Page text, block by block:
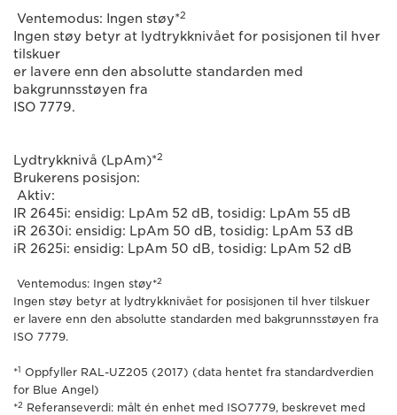
Ventemodus: Ingen støy*2
Ingen støy betyr at lydtrykknivået for posisjonen til hver
tilskuer
er lavere enn den absolutte standarden med
bakgrunnsstøyen fra
ISO 7779.
Lydtrykknivå (LpAm)*2
Brukerens posisjon:
Aktiv:
IR 2645i: ensidig: LpAm 52 dB, tosidig: LpAm 55 dB
iR 2630i: ensidig: LpAm 50 dB, tosidig: LpAm 53 dB
iR 2625i: ensidig: LpAm 50 dB, tosidig: LpAm 52 dB
Ventemodus: Ingen støy*2
Ingen støy betyr at lydtrykknivået for posisjonen til hver tilskuer
er lavere enn den absolutte standarden med bakgrunnsstøyen fra
ISO 7779.
*1 Oppfyller RAL-UZ205 (2017) (data hentet fra standardverdien
for Blue Angel)
*2 Referanseverdi: målt én enhet med ISO7779, beskrevet med